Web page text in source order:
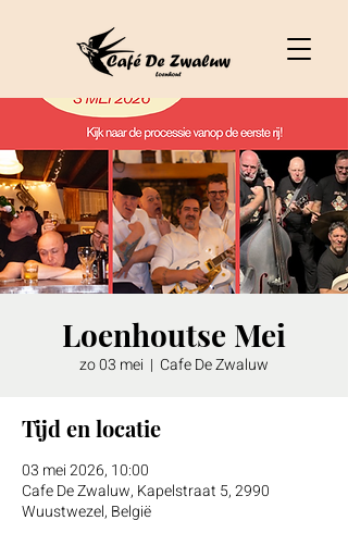
Loenhoutse Mei
zo 03 mei
  |
Cafe De Zwaluw
Tijd en locatie
03 mei 2026, 10:00
Cafe De Zwaluw, Kapelstraat 5, 2990
Wuustwezel, België